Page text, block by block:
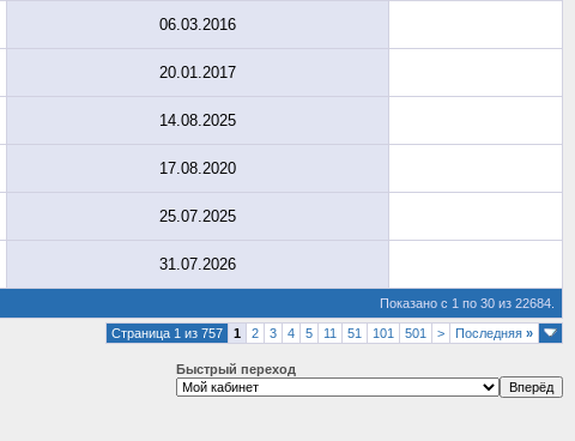
06.03.2016
20.01.2017
14.08.2025
17.08.2020
25.07.2025
31.07.2026
Показано с 1 по 30 из 22684.
Страница 1 из 757 1 2 3 4 5 11 51 101 501 > Последняя »
Быстрый переход